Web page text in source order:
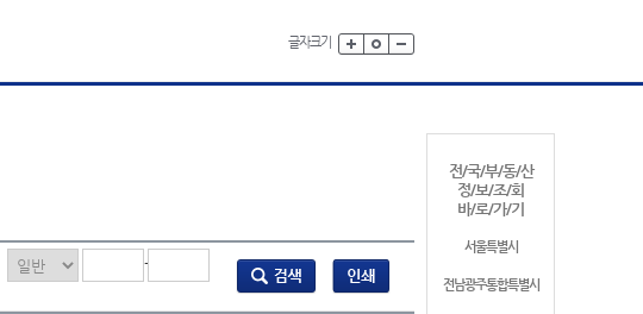
글자크기
전/국/부/동/산
정/보/조/회
바/로/가/기
서울특별시
전남광주통합특별시
-